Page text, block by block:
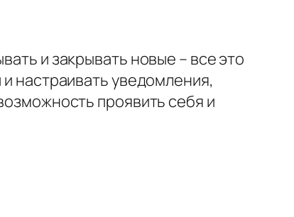
и закрывать новые – все это
настраивать уведомления,
проявить себя и